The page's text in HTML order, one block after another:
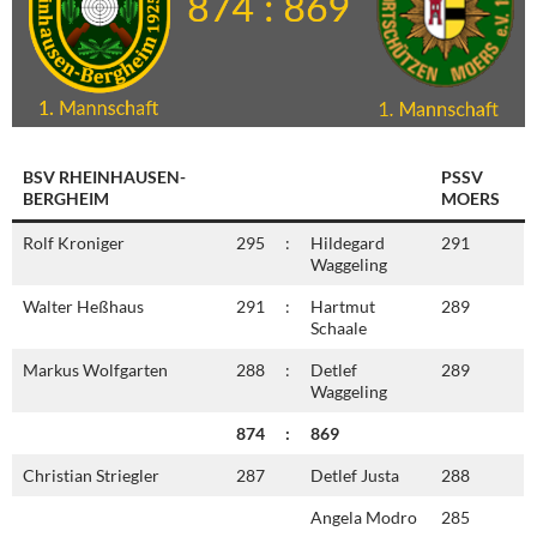
BSV RHEINHAUSEN-
BERGHEIM
PSSV
MOERS
Rolf Kroniger 295 :
Hildegard
Waggeling
291
Walter Heßhaus 291 :
Hartmut
Schaale
289
Markus Wolfgarten 288 :
Detlef
Waggeling
289
874 : 869
Christian Striegler 287 Detlef Justa 288
Angela Modro 285